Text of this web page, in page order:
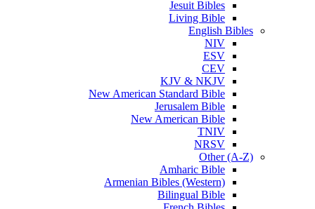
Jesuit Bibles
Living Bible
English Bibles
NIV
ESV
CEV
KJV & NKJV
New American Standard Bible
Jerusalem Bible
New American Bible
TNIV
NRSV
Other (A-Z)
Amharic Bible
Armenian Bibles (Western)
Bilingual Bible